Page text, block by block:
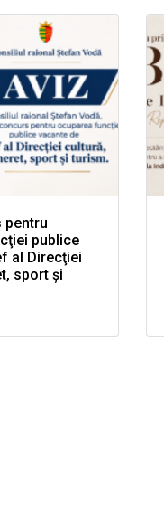
pentru
publice
al Direcţiei
sport şi